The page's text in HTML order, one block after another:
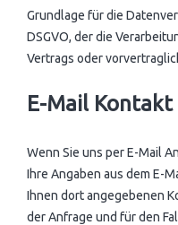
Grundlage für die
DSGVO, der die
Vertrags oder
E-Mail Kontakt
Wenn Sie uns per E-Mail
Ihre Angaben aus dem E-
Ihnen dort angegebenen
der Anfrage und für den